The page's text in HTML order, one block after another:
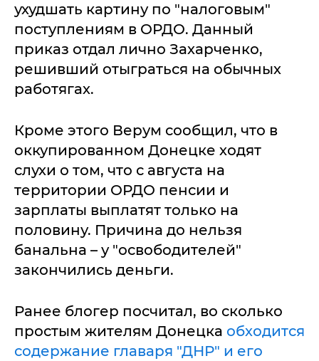
ухудшать картину по "налоговым"
поступлениям в ОРДО. Данный
приказ отдал лично Захарченко,
решивший отыграться на обычных
работягах.
Кроме этого Верум сообщил, что в
оккупированном Донецке ходят
слухи о том, что с августа на
территории ОРДО пенсии и
зарплаты выплатят только на
половину. Причина до нельзя
банальна – у "освободителей"
закончились деньги.
Ранее блогер посчитал, во сколько
простым жителям Донецка обходится
содержание главаря "ДНР" и его